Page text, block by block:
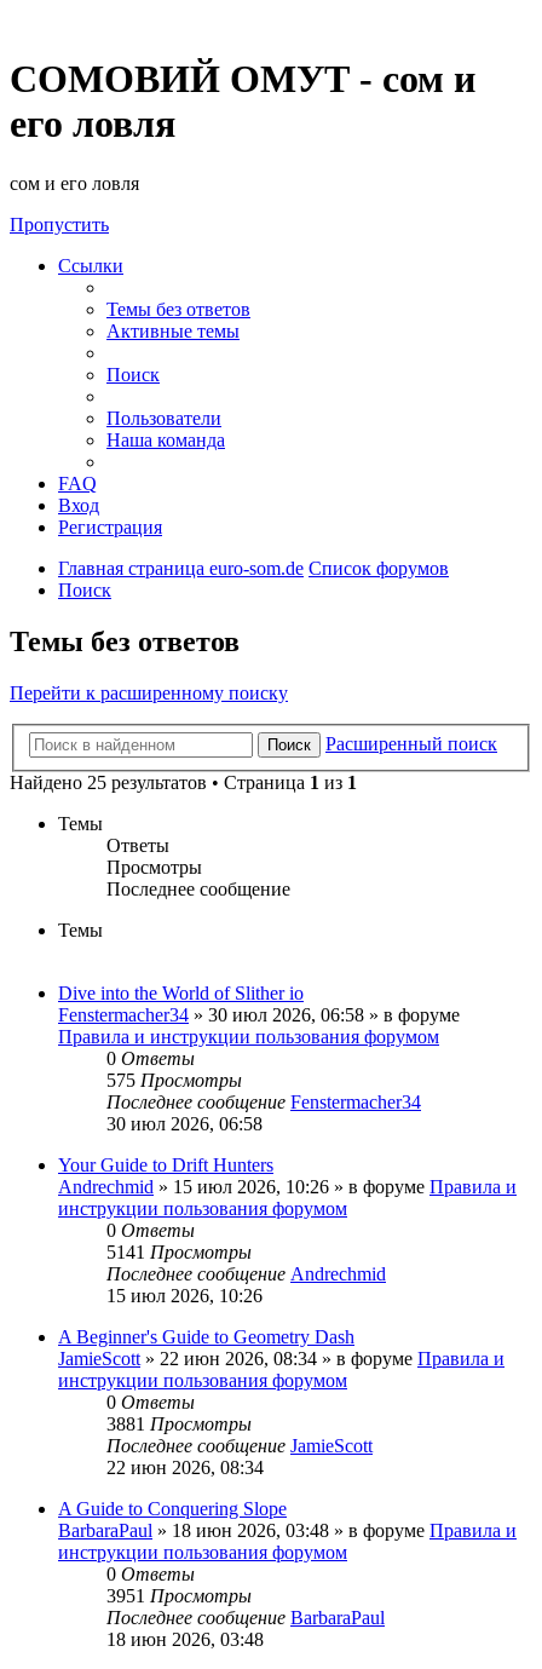
СОМОВИЙ ОМУТ - сом и
его ловля
сом и его ловля
Пропустить
Ссылки
Темы без ответов
Активные темы
Поиск
Пользователи
Наша команда
FAQ
Вход
Регистрация
Главная страница euro-som.de Список форумов
Поиск
Темы без ответов
Перейти к расширенному поиску
Поиск
Расширенный поиск
Найдено 25 результатов • Страница 1 из 1
Темы
Ответы
Просмотры
Последнее сообщение
Темы
Dive into the World of Slither io
Fenstermacher34 » 30 июл 2026, 06:58 » в форуме
Правила и инструкции пользования форумом
0 Ответы
575 Просмотры
Последнее сообщение Fenstermacher34
30 июл 2026, 06:58
Your Guide to Drift Hunters
Andrechmid » 15 июл 2026, 10:26 » в форуме Правила и
инструкции пользования форумом
0 Ответы
5141 Просмотры
Последнее сообщение Andrechmid
15 июл 2026, 10:26
A Beginner's Guide to Geometry Dash
JamieScott » 22 июн 2026, 08:34 » в форуме Правила и
инструкции пользования форумом
0 Ответы
3881 Просмотры
Последнее сообщение JamieScott
22 июн 2026, 08:34
A Guide to Conquering Slope
BarbaraPaul » 18 июн 2026, 03:48 » в форуме Правила и
инструкции пользования форумом
0 Ответы
3951 Просмотры
Последнее сообщение BarbaraPaul
18 июн 2026, 03:48